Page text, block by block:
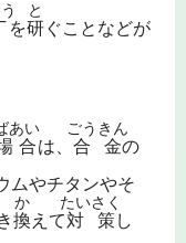
を研
と
ぐことなどが
合
あい
は、 合金
ごうきん
の
ムやチタンやそ
換
か
えて対策
たいさく
し